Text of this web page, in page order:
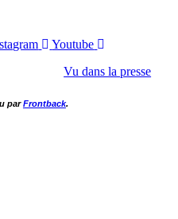
Youtube
Vu dans la presse
parFrontback.